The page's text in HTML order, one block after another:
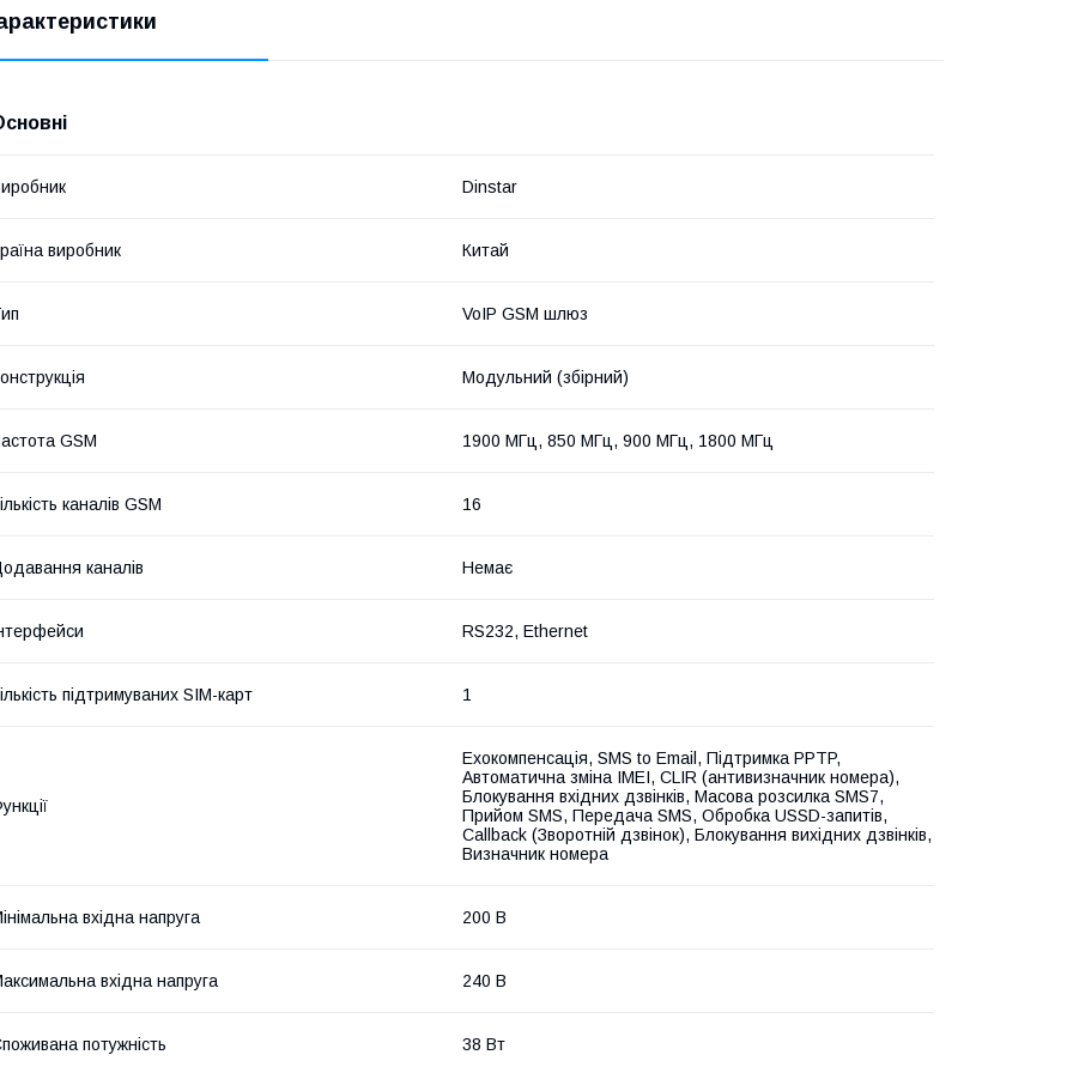
Dinstar
виробник Китай
VoIP GSM шлюз
Модульний (збірний)
GSM 1900 МГц, 850 МГц, 900 МГц, 1800 МГц
каналів GSM 16
каналів Немає
RS232, Ethernet
підтримуваних SIM-карт 1
Ехокомпенсація, SMS to Email, Підтримка PPTP,
Автоматична зміна IMEI, CLIR (антивизначник номера),
Блокування вхідних дзвінків, Масова розсилка SMS7,
Прийом SMS, Передача SMS, Обробка USSD-запитів,
Callback (Зворотній дзвінок), Блокування вихідних дзвінків,
Визначник номера
вхідна напруга 200 В
вхідна напруга 240 В
потужність 38 Вт